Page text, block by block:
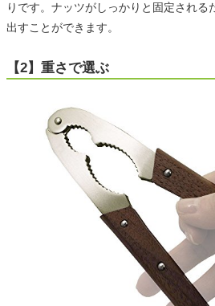
りです。ナッツがしっかりと固定される
出すことができます。
【2】重さで選ぶ